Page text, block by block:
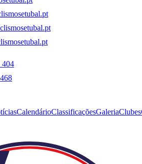
404
CalendárioClassificaçõesGaleriaClubes